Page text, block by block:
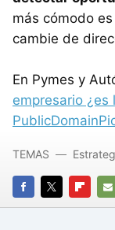
más cómodo
cambie de
En Pymes y
empresario ¿es
FACEBOOK
TWITTER
E-
TEMAS